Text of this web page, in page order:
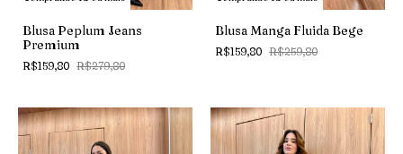
Blusa Peplum Jeans
Premium
R$159,80 R$279,80
Blusa Manga Fluida Bege
R$159,80 R$259,80